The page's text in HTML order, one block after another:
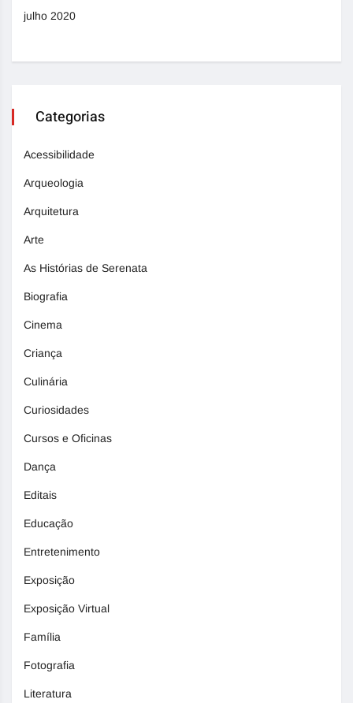
julho 2020
Categorias
Acessibilidade
Arqueologia
Arquitetura
Arte
As Histórias de Serenata
Biografia
Cinema
Criança
Culinária
Curiosidades
Cursos e Oficinas
Dança
Editais
Educação
Entretenimento
Exposição
Exposição Virtual
Família
Fotografia
Literatura